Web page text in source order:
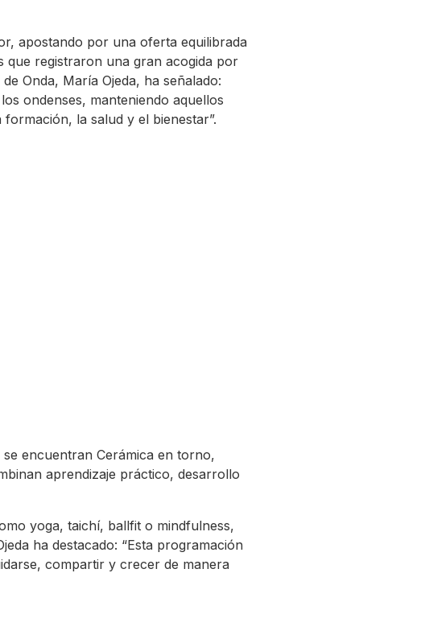
apostando por una oferta equilibrada
registraron una gran acogida por
Onda, María Ojeda, ha señalado:
ondenses, manteniendo aquellos
la salud y el bienestar”.
encuentran Cerámica en torno,
aprendizaje práctico, desarrollo
yoga, taichí, ballfit o mindfulness,
ha destacado: “Esta programación
compartir y crecer de manera